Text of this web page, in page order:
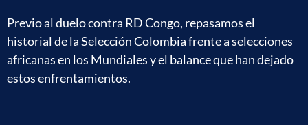
Previo al duelo contra RD Congo, repasamos el
historial de la Selección Colombia frente a selecciones
africanas en los Mundiales y el balance que han dejado
estos enfrentamientos.